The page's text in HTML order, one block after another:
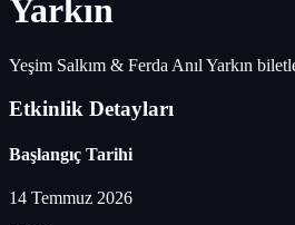
Yarkın
Yeşim Salkım & Ferda Anıl Yarkın
Etkinlik Detayları
Başlangıç Tarihi
14 Temmuz 2026